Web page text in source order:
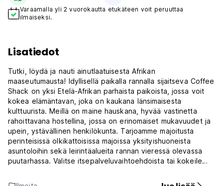
Varaamalla yli 2 vuorokautta etukäteen voit peruuttaa
ilmaiseksi.
Lisatiedot
Tutki, löydä ja nauti ainutlaatuisesta Afrikan
maaseutumausta! Idyllisellä paikalla rannalla sijaitseva Coffee
Shack on yksi Etelä-Afrikan parhaista paikoista, jossa voit
kokea elämäntavan, joka on kaukana länsimaisesta
kulttuurista. Meillä on maine hauskana, hyvää vastinetta
rahoittavana hostellina, jossa on erinomaiset mukavuudet ja
upein, ystävällinen henkilökunta. Tarjoamme majoitusta
perinteisissä olkikattoisissa majoissa yksityishuoneista
asuntoloihin sekä leirintäalueita rannan vieressä olevassa
puutarhassa. Valitse itsepalveluvaihtoehdoista tai kokeile
sunnuntai-ilta. Sään ja valtameren salliessa voit nauttia